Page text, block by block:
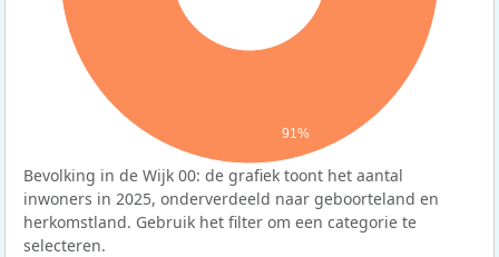
91%
Bevolking in de Wijk 00: de grafiek toont het aantal
inwoners in 2025, onderverdeeld naar geboorteland en
herkomstland. Gebruik het filter om een categorie te
selecteren.